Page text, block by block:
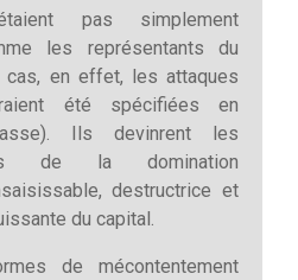
pas simplement
les représentants du
cas, en effet, les attaques
été spécifiées en
Ils devinrent les
de la domination
destructrice et
du capital.
de mécontentement